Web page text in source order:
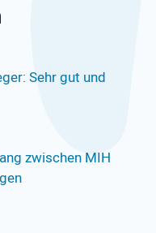
Sehr gut und
zwischen MIH